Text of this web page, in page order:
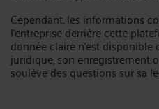
Cependant, les informations
l'entreprise derrière cette
donnée claire n’est
juridique, son enregistrement
soulève des questions sur sa